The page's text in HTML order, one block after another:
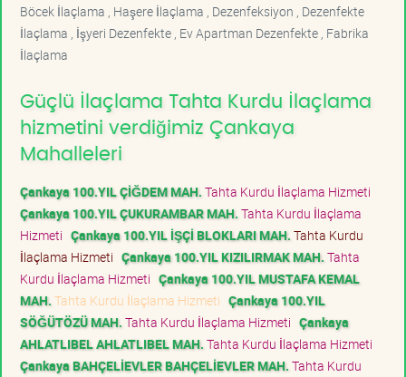
Böcek İlaçlama , Haşere İlaçlama , Dezenfeksiyon , Dezenfekte
İlaçlama , İşyeri Dezenfekte , Ev Apartman Dezenfekte , Fabrika
İlaçlama
Güçlü İlaçlama Tahta Kurdu İlaçlama
hizmetini verdiğimiz Çankaya
Mahalleleri
Çankaya 100.YIL ÇİĞDEM MAH. Tahta Kurdu İlaçlama Hizmeti
Çankaya 100.YIL ÇUKURAMBAR MAH. Tahta Kurdu İlaçlama
Hizmeti Çankaya 100.YIL İŞÇİ BLOKLARI MAH. Tahta Kurdu
İlaçlama Hizmeti Çankaya 100.YIL KIZILIRMAK MAH. Tahta
Kurdu İlaçlama Hizmeti Çankaya 100.YIL MUSTAFA KEMAL
MAH. Tahta Kurdu İlaçlama Hizmeti Çankaya 100.YIL
SÖĞÜTÖZÜ MAH. Tahta Kurdu İlaçlama Hizmeti Çankaya
AHLATLIBEL AHLATLIBEL MAH. Tahta Kurdu İlaçlama Hizmeti
Çankaya BAHÇELİEVLER BAHÇELİEVLER MAH. Tahta Kurdu